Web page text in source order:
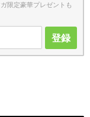
限定豪華プレゼントも
登録